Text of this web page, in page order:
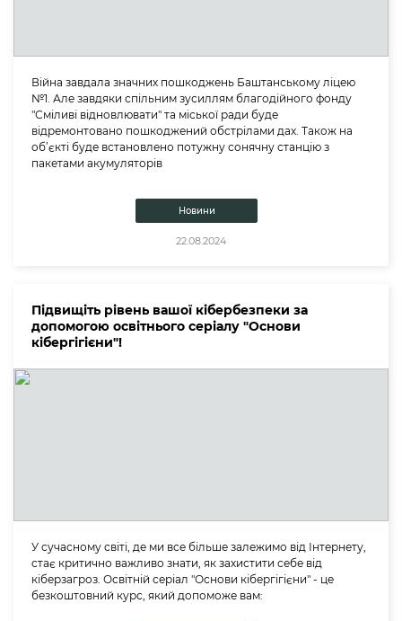
Війна завдала значних пошкоджень Баштанському ліцею
№1. Але завдяки спільним зусиллям благодійного фонду
"Сміливі відновлювати" та міської ради буде
відремонтовано пошкоджений обстрілами дах. Також на
об’єкті буде встановлено потужну сонячну станцію з
пакетами акумуляторів
Новини
22.08.2024
Підвищіть рівень вашої кібербезпеки за
допомогою освітнього серіалу "Основи
кібергігієни"!
У сучасному світі, де ми все більше залежимо від Інтернету,
стає критично важливо знати, як захистити себе від
кіберзагроз. Освітній серіал "Основи кібергігієни" - це
безкоштовний курс, який допоможе вам: